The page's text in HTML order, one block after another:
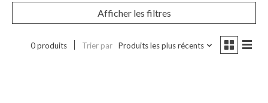
Afficher les filtres
0 produits Trier par Produits les plus récents